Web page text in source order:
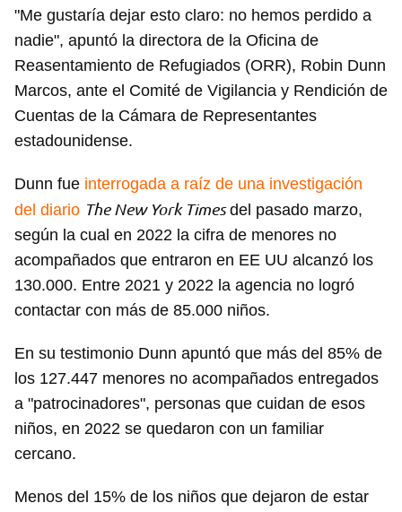
"Me gustaría dejar esto claro: no hemos perdido a
nadie", apuntó la directora de la Oficina de
Reasentamiento de Refugiados (ORR), Robin Dunn
Marcos, ante el Comité de Vigilancia y Rendición de
Cuentas de la Cámara de Representantes
estadounidense.
Dunn fue interrogada a raíz de una investigación
del diario The New York Timesdel pasado marzo,
según la cual en 2022 la cifra de menores no
acompañados que entraron en EE UU alcanzó los
130.000. Entre 2021 y 2022 la agencia no logró
contactar con más de 85.000 niños.
En su testimonio Dunn apuntó que más del 85% de
los 127.447 menores no acompañados entregados
a "patrocinadores", personas que cuidan de esos
niños, en 2022 se quedaron con un familiar
cercano.
Menos del 15% de los niños que dejaron de estar